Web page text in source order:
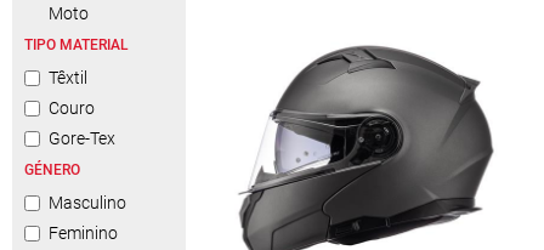
Moto
TIPO MATERIAL
Têxtil
Couro
Gore-Tex
GÉNERO
Masculino
Feminino